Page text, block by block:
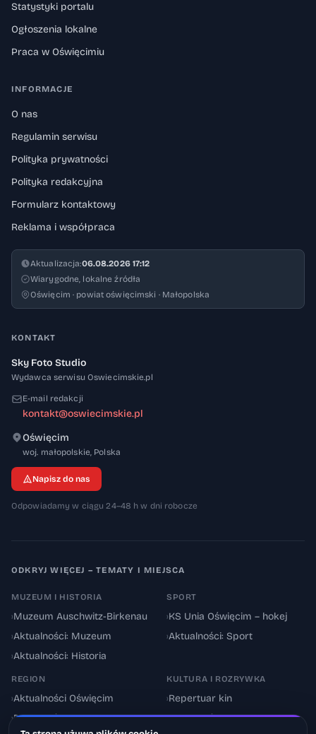
Statystyki portalu
Ogłoszenia lokalne
Praca w Oświęcimiu
INFORMACJE
O nas
Regulamin serwisu
Polityka prywatności
Polityka redakcyjna
Formularz kontaktowy
Reklama i współpraca
Aktualizacja:06.08.2026 17:12
Wiarygodne, lokalne źródła
Oświęcim · powiat oświęcimski · Małopolska
KONTAKT
Sky Foto Studio
Wydawca serwisu Oswiecimskie.pl
E-mail redakcji
kontakt@oswiecimskie.pl
Oświęcim
woj. małopolskie, 32-600
Polska
Napisz do nas
Odpowiadamy w ciągu 24–48 h w dni robocze
ODKRYJ WIĘCEJ – TEMATY I MIEJSCA
MUZEUM I HISTORIA
›Muzeum Auschwitz-Birkenau
›Aktualności: Muzeum
›Aktualności: Historia
SPORT
›KS Unia Oświęcim – hokej
›Aktualności: Sport
REGION
›Aktualności Oświęcim
›Powiat oświęcimski
KULTURA I ROZRYWKA
›Repertuar kin
›Aktualności: Kultura